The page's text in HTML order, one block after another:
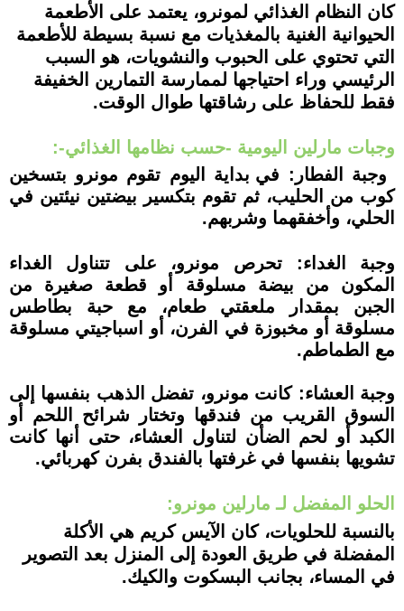
كان النظام الغذائي لمونرو، يعتمد على الأطعمة
الحيوانية الغنية بالمغذيات مع نسبة بسيطة للأطعمة
التي تحتوي على الحبوب والنشويات، هو السبب
الرئيسي وراء احتياجها لممارسة التمارين الخفيفة
فقط للحفاظ على رشاقتها طوال الوقت.
وجبات مارلين اليومية -حسب نظامها الغذائي-:
وجبة الفطار: في بداية اليوم تقوم مونرو بتسخين
كوب من الحليب، ثم تقوم بتكسير بيضتين نيئتين في
الحلي، وأخفقهما وشربهم.
وجبة الغداء: تحرص مونرو، على تتناول الغداء
المكون من بيضة مسلوقة أو قطعة صغيرة من
الجبن بمقدار ملعقتي طعام، مع حبة بطاطس
مسلوقة أو مخبوزة في الفرن، أو اسباجيتي مسلوقة
مع الطماطم.
وجبة العشاء: كانت مونرو، تفضل الذهب بنفسها إلى
السوق القريب من فندقها وتختار شرائح اللحم أو
الكبد أو لحم الضأن لتناول العشاء، حتى أنها كانت
تشويها بنفسها في غرفتها بالفندق بفرن كهربائي.
الحلو المفضل لـ مارلين مونرو:
بالنسبة للحلويات، كان الآيس كريم هي الأكلة
المفضلة في طريق العودة إلى المنزل بعد التصوير
في المساء، بجانب البسكوت والكيك.